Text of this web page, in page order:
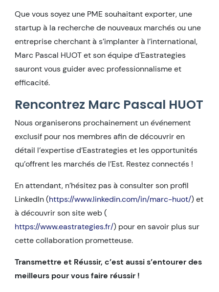
Que vous soyez une PME souhaitant exporter, une
startup à la recherche de nouveaux marchés ou une
entreprise cherchant à s’implanter à l’international,
Marc Pascal HUOT et son équipe d’Eastrategies
sauront vous guider avec professionnalisme et
efficacité.
Rencontrez Marc Pascal HUOT
Nous organiserons prochainement un événement
exclusif pour nos membres afin de découvrir en
détail l’expertise d’Eastrategies et les opportunités
qu’offrent les marchés de l’Est. Restez connectés !
En attendant, n’hésitez pas à consulter son profil
LinkedIn (https://www.linkedin.com/in/marc-huot/) et
à découvrir son site web (
https://www.eastrategies.fr/) pour en savoir plus sur
cette collaboration prometteuse.
Transmettre et Réussir, c’est aussi s’entourer des
meilleurs pour vous faire réussir !